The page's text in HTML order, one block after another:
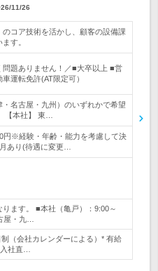
11/26
コア技術を活かし、顧客の設備課
す。
問題ありません！／■大卒以上 ■営
運転免許(AT限定可）
名古屋・九州）のいずれかで希望
【本社】 東…
円※経験・年齢・能力を考慮して決
あり(待遇に変更…
ます。 ■本社（亀戸）：9:00～
屋・九…
制（会社カレンダーによる）* 有給
社直…